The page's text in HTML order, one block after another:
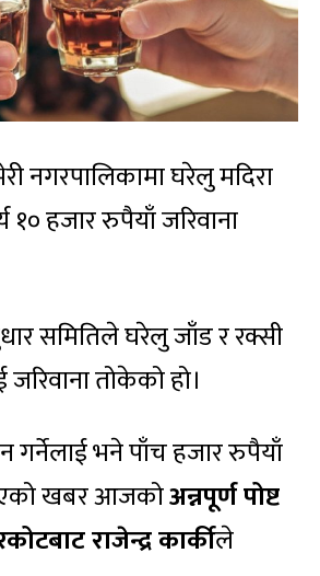
नगरपालिकामा घरेलु मदिरा
१० हजार रुपैयाँ जरिवाना
समितिले घरेलु जाँड र रक्सी
जरिवाना तोकेको हो।
गर्नेलाई भने पाँच हजार रुपैयाँ
खबर आजकोअन्नपूर्ण पोष्ट
राजेन्द्र कार्कीले